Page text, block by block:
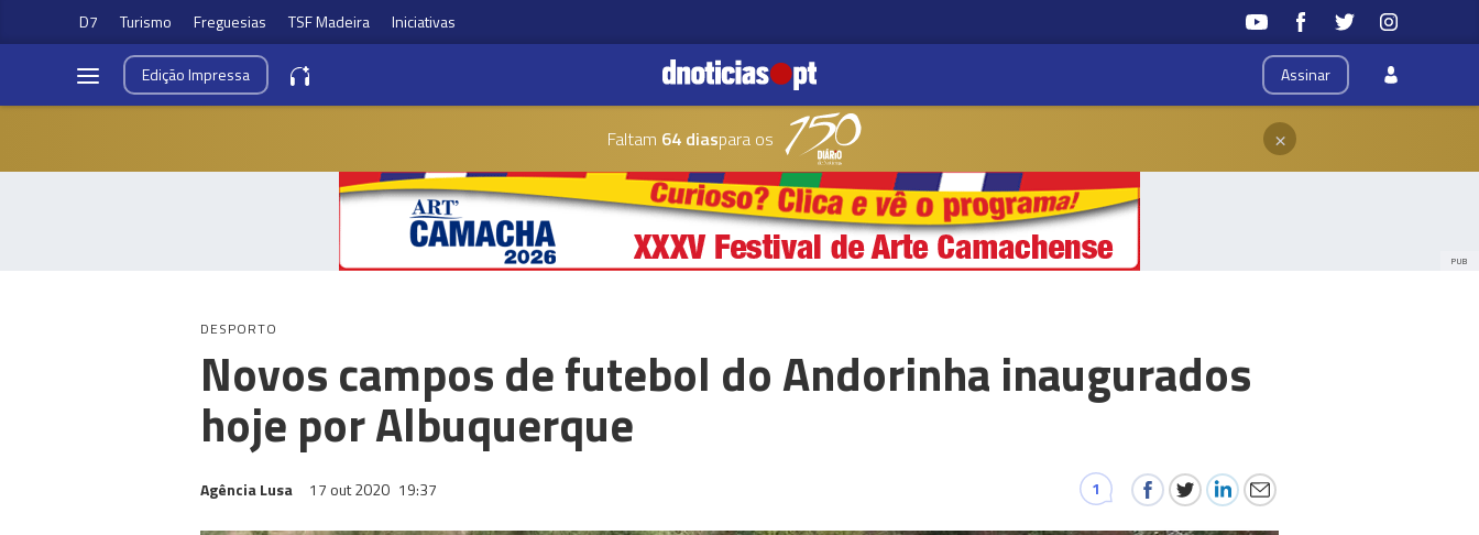
D7 Turismo Freguesias TSF Madeira Iniciativas
Assinar
EdiçãoImpressa
Faltam 64 diaspara os ×
PUB
DESPORTO
Novos campos de futebol do Andorinha inaugurados
hoje por Albuquerque
Agência Lusa 17 out 2020 19:37 1